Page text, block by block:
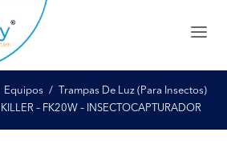
Equipos
Trampas De Luz (Para Insectos)
KILLER – FK20W – INSECTOCAPTURADOR